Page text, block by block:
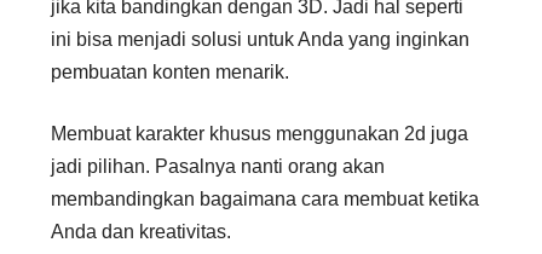
jika kita bandingkan dengan 3D. Jadi hal seperti
ini bisa menjadi solusi untuk Anda yang inginkan
pembuatan konten menarik.
Membuat karakter khusus menggunakan 2d juga
jadi pilihan. Pasalnya nanti orang akan
membandingkan bagaimana cara membuat ketika
Anda dan kreativitas.